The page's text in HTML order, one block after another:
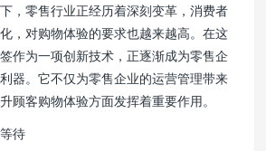
，零售行业正经历着深刻变革，消费者
，对购物体验的要求也越来越高。在这
作为一项创新技术，正逐渐成为零售企
器。它不仅为零售企业的运营管理带来
顾客购物体验方面发挥着重要作用。
待